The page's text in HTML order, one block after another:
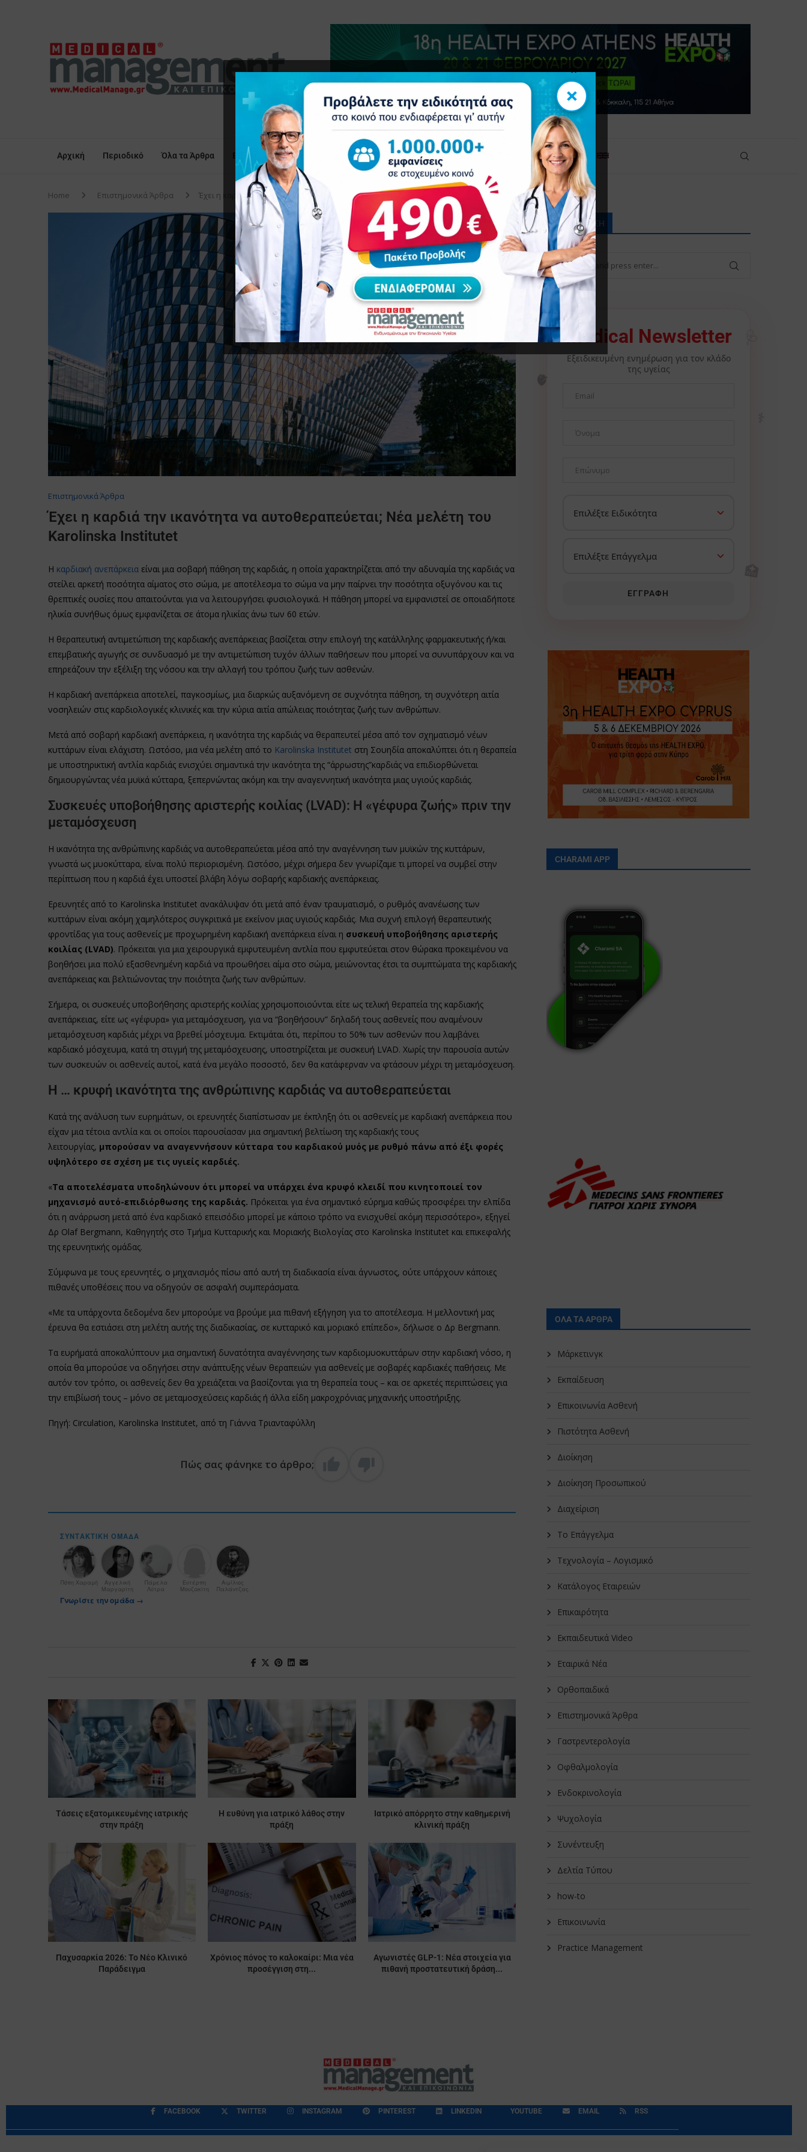
Αρχική Περιοδικό Όλα τα Άρθρα Επικαιρότητα Δελτία Τύπου Προβολή Ιατρού Επικοινωνία
Home Επιστημονικά Άρθρα Έχει η καρδιά την ικανότητα να αυτοθεραπεύεται; Νέα μελέτη του Karolinska Institutet
Επιστημονικά Άρθρα
Έχει η καρδιά την ικανότητα να αυτοθεραπεύεται; Νέα μελέτη του
Karolinska Institutet
Η καρδιακή ανεπάρκεια είναι μια σοβαρή πάθηση της καρδιάς, η οποία χαρακτηρίζεται από την αδυναμία της καρδιάς να
στείλει αρκετή ποσότητα αίματος στο σώμα, με αποτέλεσμα το σώμα να μην παίρνει την ποσότητα οξυγόνου και τις
θρεπτικές ουσίες που απαιτούνται για να λειτουργήσει φυσιολογικά. Η πάθηση μπορεί να εμφανιστεί σε οποιαδήποτε
ηλικία συνήθως όμως εμφανίζεται σε άτομα ηλικίας άνω των 60 ετών.
Η θεραπευτική αντιμετώπιση της καρδιακής ανεπάρκειας βασίζεται στην επιλογή της κατάλληλης φαρμακευτικής ή/και
επεμβατικής αγωγής σε συνδυασμό με την αντιμετώπιση τυχόν άλλων παθήσεων που μπορεί να συνυπάρχουν και να
επηρεάζουν την εξέλιξη της νόσου και την αλλαγή του τρόπου ζωής των ασθενών.
Η καρδιακή ανεπάρκεια αποτελεί, παγκοσμίως, μια διαρκώς αυξανόμενη σε συχνότητα πάθηση, τη συχνότερη αιτία
νοσηλειών στις καρδιολογικές κλινικές και την κύρια αιτία απώλειας ποιότητας ζωής των ανθρώπων.
Μετά από σοβαρή καρδιακή ανεπάρκεια, η ικανότητα της καρδιάς να θεραπευτεί μέσα από τον σχηματισμό νέων
κυττάρων είναι ελάχιστη. Ωστόσο, μια νέα μελέτη από το Karolinska Institutet στη Σουηδία αποκαλύπτει ότι η θεραπεία
με υποστηρικτική αντλία καρδιάς ενισχύει σημαντικά την ικανότητα της “άρρωστης”καρδιάς να επιδιορθώνεται
δημιουργώντας νέα μυϊκά κύτταρα, ξεπερνώντας ακόμη και την αναγεννητική ικανότητα μιας υγιούς καρδιάς.
Συσκευές υποβοήθησης αριστερής κοιλίας (LVAD): Η «γέφυρα ζωής» πριν την
μεταμόσχευση
Η ικανότητα της ανθρώπινης καρδιάς να αυτοθεραπεύεται μέσα από την αναγέννηση των μυϊκών της κυττάρων,
γνωστά ως μυοκύτταρα, είναι πολύ περιορισμένη. Ωστόσο, μέχρι σήμερα δεν γνωρίζαμε τι μπορεί να συμβεί στην
περίπτωση που η καρδιά έχει υποστεί βλάβη λόγω σοβαρής καρδιακής ανεπάρκειας.
Ερευνητές από το Karolinska Institutet ανακάλυψαν ότι μετά από έναν τραυματισμό, ο ρυθμός ανανέωσης των
κυττάρων είναι ακόμη χαμηλότερος συγκριτικά με εκείνον μιας υγιούς καρδιάς. Μια συχνή επιλογή θεραπευτικής
φροντίδας για τους ασθενείς με προχωρημένη καρδιακή ανεπάρκεια είναι η συσκευή υποβοήθησης αριστερής
κοιλίας (LVAD). Πρόκειται για μια χειρουργικά εμφυτευμένη αντλία που εμφυτεύεται στον θώρακα προκειμένου να
βοηθήσει μια πολύ εξασθενημένη καρδιά να προωθήσει αίμα στο σώμα, μειώνοντας έτσι τα συμπτώματα της καρδιακής
ανεπάρκειας και βελτιώνοντας την ποιότητα ζωής των ανθρώπων.
Σήμερα, οι συσκευές υποβοήθησης αριστερής κοιλίας χρησιμοποιούνται είτε ως τελική θεραπεία της καρδιακής
ανεπάρκειας, είτε ως «γέφυρα» για μεταμόσχευση, για να “βοηθήσουν” δηλαδή τους ασθενείς που αναμένουν
μεταμόσχευση καρδιάς μέχρι να βρεθεί μόσχευμα. Εκτιμάται ότι, περίπου το 50% των ασθενών που λαμβάνει
καρδιακό μόσχευμα, κατά τη στιγμή της μεταμόσχευσης, υποστηρίζεται με συσκευή LVAD. Χωρίς την παρουσία αυτών
των συσκευών οι ασθενείς αυτοί, κατά ένα μεγάλο ποσοστό, δεν θα κατάφερναν να φτάσουν μέχρι τη μεταμόσχευση.
Η … κρυφή ικανότητα της ανθρώπινης καρδιάς να αυτοθεραπεύεται
Κατά της ανάλυση των ευρημάτων, οι ερευνητές διαπίστωσαν με έκπληξη ότι οι ασθενείς με καρδιακή ανεπάρκεια που
είχαν μια τέτοια αντλία και οι οποίοι παρουσίασαν μια σημαντική βελτίωση της καρδιακής τους
λειτουργίας, μπορούσαν να αναγεννήσουν κύτταρα του καρδιακού μυός με ρυθμό πάνω από έξι φορές
υψηλότερο σε σχέση με τις υγιείς καρδιές.
«Τα αποτελέσματα υποδηλώνουν ότι μπορεί να υπάρχει ένα κρυφό κλειδί που κινητοποιεί τον
μηχανισμό αυτό-επιδιόρθωσης της καρδιάς. Πρόκειται για ένα σημαντικό εύρημα καθώς προσφέρει την ελπίδα
ότι η ανάρρωση μετά από ένα καρδιακό επεισόδιο μπορεί με κάποιο τρόπο να ενισχυθεί ακόμη περισσότερο», εξηγεί
Δρ Olaf Bergmann, Καθηγητής στο Τμήμα Κυτταρικής και Μοριακής Βιολογίας στο Karolinska Institutet και επικεφαλής
της ερευνητικής ομάδας.
Σύμφωνα με τους ερευνητές, ο μηχανισμός πίσω από αυτή τη διαδικασία είναι άγνωστος, ούτε υπάρχουν κάποιες
πιθανές υποθέσεις που να οδηγούν σε ασφαλή συμπεράσματα.
«Με τα υπάρχοντα δεδομένα δεν μπορούμε να βρούμε μια πιθανή εξήγηση για το αποτέλεσμα. Η μελλοντική μας
έρευνα θα εστιάσει στη μελέτη αυτής της διαδικασίας, σε κυτταρικό και μοριακό επίπεδο», δήλωσε ο Δρ Bergmann.
Τα ευρήματά αποκαλύπτουν μια σημαντική δυνατότητα αναγέννησης των καρδιομυοκυττάρων στην καρδιακή νόσο, η
οποία θα μπορούσε να οδηγήσει στην ανάπτυξης νέων θεραπειών για ασθενείς με σοβαρές καρδιακές παθήσεις. Με
αυτόν τον τρόπο, οι ασθενείς δεν θα χρειάζεται να βασίζονται για τη θεραπεία τους – και σε αρκετές περιπτώσεις για
την επιβίωσή τους – μόνο σε μεταμοσχεύσεις καρδιάς ή άλλα είδη μακροχρόνιας μηχανικής υποστήριξης.
Πηγή: Circulation, Karolinska Institutet, από τη Γιάννα Τριανταφύλλη
Πώς σας φάνηκε το άρθρο;
ΣΥΝΤΑΚΤΙΚΉ ΟΜΆΔΑ
Πόπη Χαραμή
Αγγελική
Μαργαρίτη
Πάμελα
Λύτρα
Ευτέρπη
Μουζακίτη
Αιμίλιος
Παλάντζας
Γνωρίστε την ομάδα →
Τάσεις εξατομικευμένης ιατρικής
στην πράξη
Η ευθύνη για ιατρικό λάθος στην
πράξη
Ιατρικό απόρρητο στην καθημερινή
κλινική πράξη
Παχυσαρκία 2026: Το Νέο Κλινικό
Παράδειγμα
Χρόνιος πόνος το καλοκαίρι: Μια νέα
προσέγγιση στη...
Αγωνιστές GLP-1: Νέα στοιχεία για
πιθανή προστατευτική δράση...
ΑΝΑΖΉΤΗΣΗ
Medical Newsletter
Εξειδικευμένη ενημέρωση για τον κλάδο
της υγείας
ΕΓΓΡΑΦΉ
CHARAMI APP
ΟΛΑ ΤΑ ΑΡΘΡΑ
Μάρκετινγκ
Εκπαίδευση
Επικοινωνία Ασθενή
Πιστότητα Ασθενή
Διοίκηση
Διοίκηση Προσωπικού
Διαχείριση
Το Επάγγελμα
Τεχνολογία – Λογισμικό
Κατάλογος Εταιρειών
Επικαιρότητα
Εκπαιδευτικά Video
Εταιρικά Νέα
Oρθοπαιδικά
Επιστημονικά Άρθρα
Γαστρεντερολογία
Οφθαλμολογία
Ενδοκρινολογία
Ψυχολογία
Συνέντευξη
Δελτία Τύπου
how-to
Επικοινωνία
Practice Management
FACEBOOK TWITTER INSTAGRAM PINTEREST LINKEDIN YOUTUBE EMAIL RSS
×
×